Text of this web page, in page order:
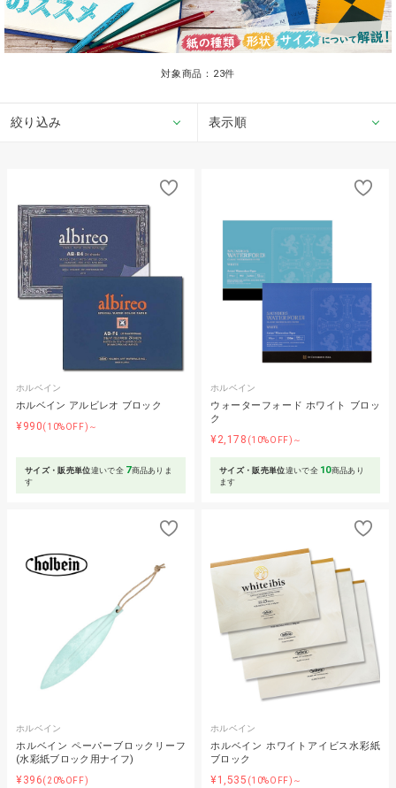
対象商品： 23件
絞り込み 表示順
ホルベイン
ホルベイン アルビレオ ブロック
¥990(10%OFF)～
サイズ・販売単位違いで全 7商品ありま
す
ホルベイン
ウォーターフォード ホワイト ブロッ
ク
¥2,178 (10%OFF)～
サイズ・販売単位違いで全 10商品あり
ます
ホルベイン
ホルベイン ペーパーブロックリーフ
(水彩紙ブロック用ナイフ)
¥396(20%OFF)
ホルベイン
ホルベイン ホワイトアイビス水彩紙
ブロック
¥1,535 (10%OFF)～